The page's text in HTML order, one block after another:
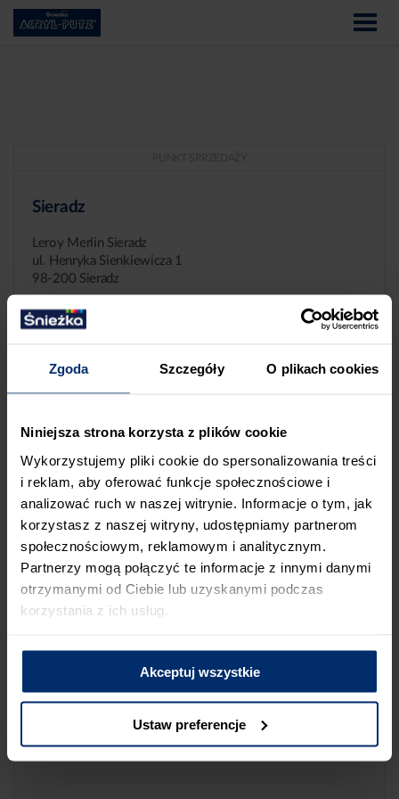
Zgoda Szczegóły O plikach cookies
Niniejsza strona korzysta z plików cookie
Wykorzystujemy pliki cookie do spersonalizowania treści
i reklam, aby oferować funkcje społecznościowe i
analizować ruch w naszej witrynie. Informacje o tym, jak
korzystasz z naszej witryny, udostępniamy partnerom
społecznościowym, reklamowym i analitycznym.
Partnerzy mogą połączyć te informacje z innymi danymi
otrzymanymi od Ciebie lub uzyskanymi podczas
korzystania z ich usług.
Akceptuj wszystkie
Ustaw preferencje
Sieradz
Leroy Merlin Sieradz
ul. Henryka Sienkiewicza 1
98-200 Sieradz
Jeśli uważasz, że ten sklep nie powinien znaleźć się na liście
sklepów współpracujących z firmą Śnieżka lub zauważyłeś, że
dane które posiadamy są niepoprawne albo nieaktualne,
możesz zgłosić nam ten fakt przez poniższy formularz:
Powód zgłoszenia
Opis zgłoszenia